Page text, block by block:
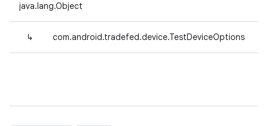
java.lang.Object
↳ com.android.tradefed.device.TestDeviceOptions